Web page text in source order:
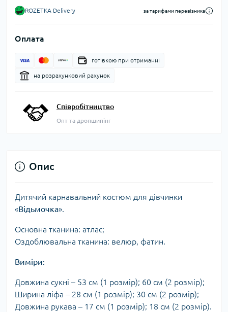
ROZETKA Delivery за тарифами перевізника
Оплата
готівкою при отриманні
на розрахунковий рахунок
Співробітництво
Опт та дропшипінг
Опис
Дитячий карнавальний костюм для дівчинки
«Відьмочка».
Основна тканина: атлас;
Оздоблювальна тканина: велюр, фатин.
Виміри:
Довжина сукні – 53 см (1 розмір); 60 см (2 розмір);
Ширина ліфа – 28 см (1 розмір); 30 см (2 розмір);
Довжина рукава – 17 см (1 розмір); 18 см (2 розмір).